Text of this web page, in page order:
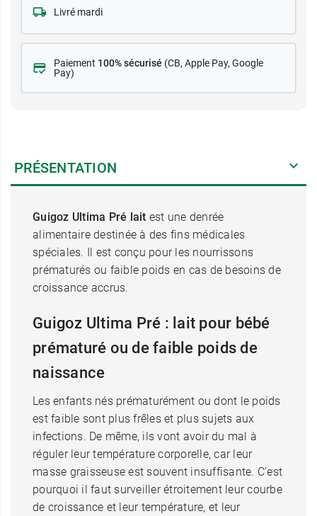
Livré mardi
Paiement 100% sécurisé (CB, Apple Pay, Google
Pay)
PRÉSENTATION
Guigoz Ultima Pré lait est une denrée
alimentaire destinée à des fins médicales
spéciales. Il est conçu pour les nourrissons
prématurés ou faible poids en cas de besoins de
croissance accrus.
Guigoz Ultima Pré : lait pour bébé
prématuré ou de faible poids de
naissance
Les enfants nés prématurément ou dont le poids
est faible sont plus frêles et plus sujets aux
infections. De même, ils vont avoir du mal à
réguler leur température corporelle, car leur
masse graisseuse est souvent insuffisante. C’est
pourquoi il faut surveiller étroitement leur courbe
de croissance et leur température, et leur